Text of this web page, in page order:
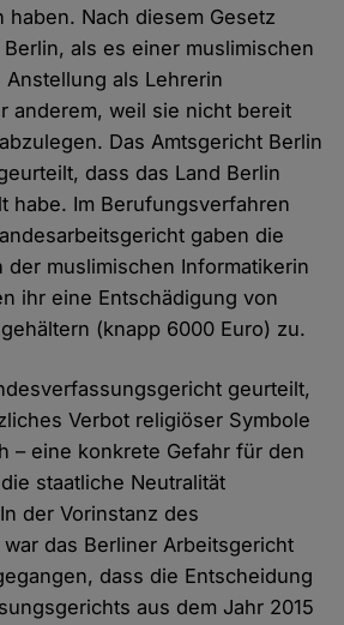
haben. Nach diesem Gesetz
als es einer muslimischen
als Lehrerin
anderem, weil sie nicht bereit
Das Amtsgericht Berlin
dass das Land Berlin
habe. Im Berufungsverfahren
gaben die
der muslimischen Informatikerin
ihr eine Entschädigung von
(knapp 6000 Euro) zu.
geurteilt,
Verbot religiöser Symbole
– eine konkrete Gefahr für den
staatliche Neutralität
der Vorinstanz des
das Berliner Arbeitsgericht
dass die Entscheidung
aus dem Jahr 2015